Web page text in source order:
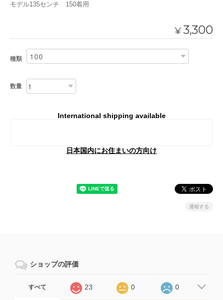
モデル135センチ 150着用
¥3,300
種類
数量
International shipping available
日本国内にお住まいの方向け
通報する
ショップの評価
すべて 23 0 0